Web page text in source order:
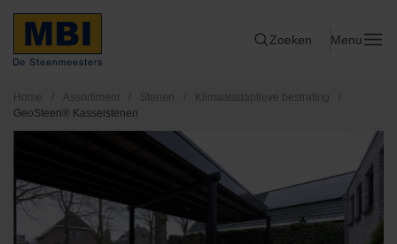
Zoeken Menu
Home / Assortiment / Stenen / Klimaatadaptieve bestrating
/
GeoSteen® Kasseistenen